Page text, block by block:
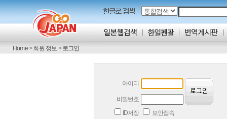
Home>회원 정보 >로그인
아이디
비밀번호
ID저장
보안접속